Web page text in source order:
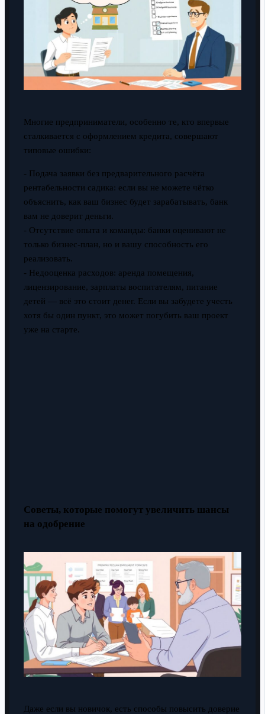
Многие предприниматели, особенно те, кто впервые
сталкивается с оформлением кредита, совершают
типовые ошибки:
- Подача заявки без предварительного расчёта
рентабельности садика: если вы не можете чётко
объяснить, как ваш бизнес будет зарабатывать, банк
вам не доверит деньги.
- Отсутствие опыта и команды: банки оценивают не
только бизнес-план, но и вашу способность его
реализовать.
- Недооценка расходов: аренда помещения,
лицензирование, зарплаты воспитателям, питание
детей — всё это стоит денег. Если вы забудете учесть
хотя бы один пункт, это может погубить ваш проект
уже на старте.
Советы, которые помогут увеличить шансы
на одобрение
Даже если вы новичок, есть способы повысить доверие